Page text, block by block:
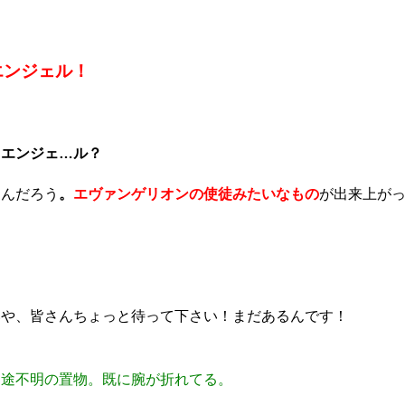
ジェル！
ンジェ…ル？
だろう 。 エヴァンゲリオンの使徒みたいなものが出来上が
、皆さんちょっと待って下さい！まだあるんです！
不明の置物。既に腕が折れてる。